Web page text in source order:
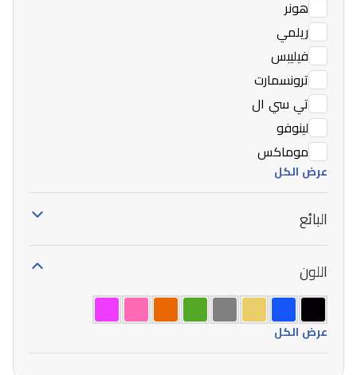
هونر
ريلمي
فيليبس
ترونسمارت
تي سي ال
لينوفو
موماكس
عرض الكل
البائع
اللون
عرض الكل